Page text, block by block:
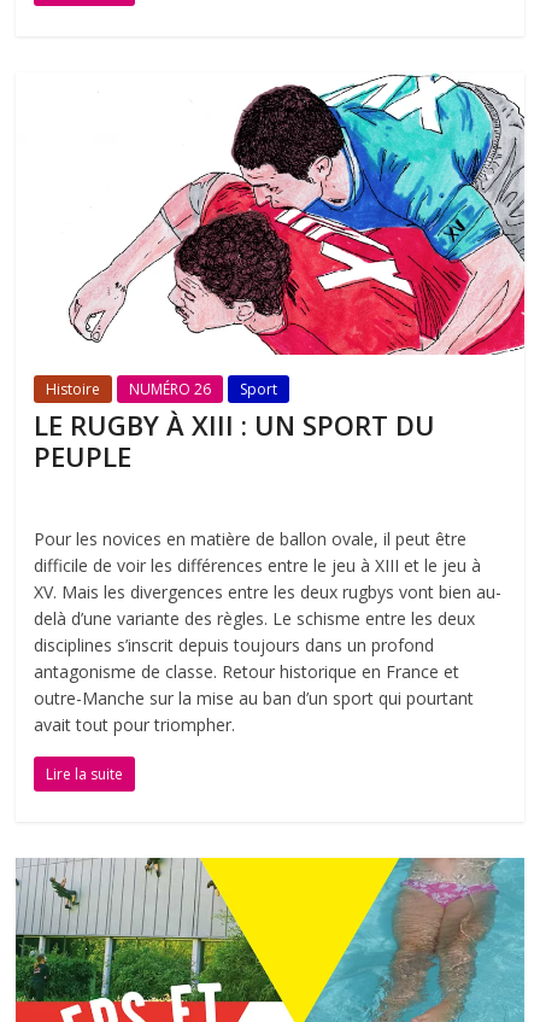
Histoire NUMÉRO 26 Sport
LE RUGBY À XIII : UN SPORT DU
PEUPLE
Pour les novices en matière de ballon ovale, il peut être
difficile de voir les différences entre le jeu à XIII et le jeu à
XV. Mais les divergences entre les deux rugbys vont bien au-
delà d’une variante des règles. Le schisme entre les deux
disciplines s’inscrit depuis toujours dans un profond
antagonisme de classe. Retour historique en France et
outre-Manche sur la mise au ban d’un sport qui pourtant
avait tout pour triompher.
Lire la suite